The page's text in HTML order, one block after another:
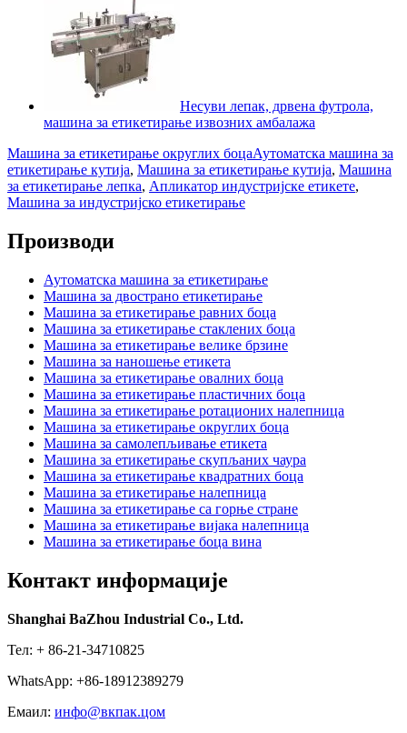
Несуви лепак, дрвена футрола,
машина за етикетирање извозних амбалажа
Машина за етикетирање округлих боцаАутоматска машина за
етикетирање кутија, Машина за етикетирање кутија, Машина
за етикетирање лепка, Апликатор индустријске етикете,
Машина за индустријско етикетирање
Производи
Аутоматска машина за етикетирање
Машина за двострано етикетирање
Машина за етикетирање равних боца
Машина за етикетирање стаклених боца
Машина за етикетирање велике брзине
Машина за наношење етикета
Машина за етикетирање овалних боца
Машина за етикетирање пластичних боца
Машина за етикетирање ротационих налепница
Машина за етикетирање округлих боца
Машина за самолепљивање етикета
Машина за етикетирање скупљаних чаура
Машина за етикетирање квадратних боца
Машина за етикетирање налепница
Машина за етикетирање са горње стране
Машина за етикетирање вијака налепница
Машина за етикетирање боца вина
Контакт информације
Shanghai BaZhou Industrial Co., Ltd.
Тел: + 86-21-34710825
WhatsApp: +86-18912389279
Емаил: инфо@вкпак.цом